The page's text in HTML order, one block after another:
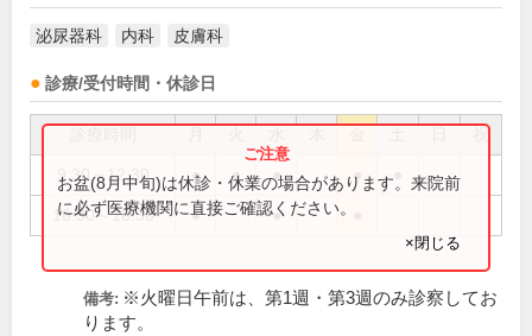
泌尿器科 内科 皮膚科
診療/受付時間・休診日
祝
9:30～12:30 ● ● ● ●
16:30～18:30 ● ●
お盆(8月中旬)は休診・休業の場合があります。来院前
に必ず医療機関に直接ご確認ください。
×閉じる
備考: ※火曜日午前は、第1週・第3週のみ診察してお
ります。